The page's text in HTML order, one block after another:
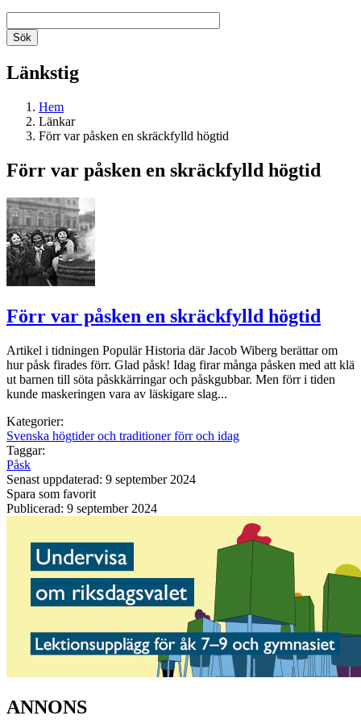
Länkstig
Hem
Länkar
Förr var påsken en skräckfylld högtid
Förr var påsken en skräckfylld högtid
Förr var påsken en skräckfylld högtid
Artikel i tidningen Populär Historia där Jacob Wiberg berättar om
hur påsk firades förr. Glad påsk! Idag firar många påsken med att klä
ut barnen till söta påskkärringar och påskgubbar. Men förr i tiden
kunde maskeringen vara av läskigare slag...
Kategorier:
Svenska högtider och traditioner förr och idag
Taggar:
Påsk
Senast uppdaterad: 9 september 2024
Spara som favorit
Publicerad: 9 september 2024
ANNONS